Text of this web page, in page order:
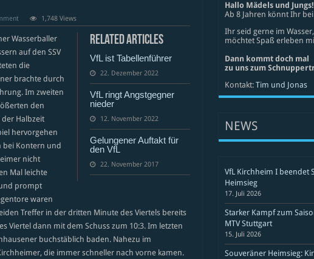
1,748 Views
Related Articles
VfL ist Tabellenführer
22. Dezember 2022
VfL ringt Angstgegner
nieder
12. November 2022
Gelungener Auftakt für
den VfL
22. November 2017
Wasserballer
auf den SSV
die
brachte durch
Im zweiten
den
Halbzeit
hervorgehen
bei Kontern und
nicht
Mal leichte
prompt
waren
Treffer in der dritten Minute des Viertels bereits
Viertel dann mit dem Schuss zum 10:3. Im letzten
buchstäblich baden. Nahezu im
die immer schneller nach vorne kamen.
Hallo Mädels und Jungs!
Ab 8 Jahren könnt Ihr
Ihr seid gerne im
möchtet Spaß erleben
Dann kommt doch mal
zu uns zum
Kontakt: Tim und Jonas
NEWS
VfL Kirchheim I beendet
Heimsieg
17. Juli 2026
Starker Kampf zum
MTV Stuttgart
15. Juli 2026
Souveräner Heimsieg: